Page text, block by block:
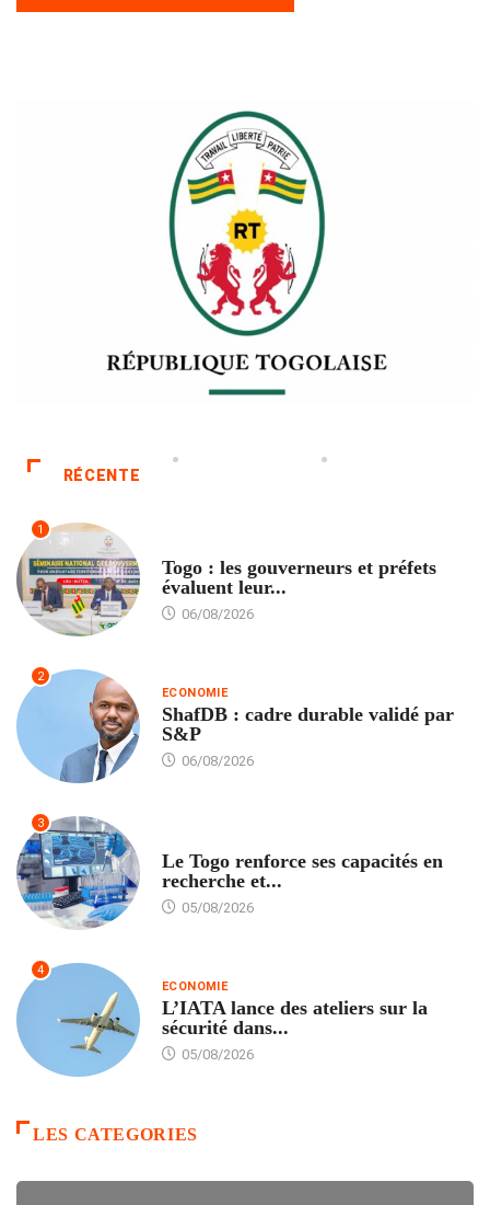
RÉCENTE
1
Togo : les gouverneurs et préfets
évaluent leur...
06/08/2026
2
ECONOMIE
ShafDB : cadre durable validé par
S&P
06/08/2026
3
Le Togo renforce ses capacités en
recherche et...
05/08/2026
4
ECONOMIE
L’IATA lance des ateliers sur la
sécurité dans...
05/08/2026
LES CATEGORIES